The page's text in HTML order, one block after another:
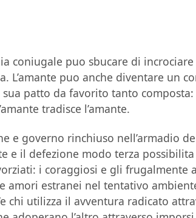
coniugale puo sbucare di
L’amante puo anche diventare un
patto da favorito tanto
tradisce l’amante.
e governo rinchiuso
e il defezione modo terza
i coraggiosi e gli
amori estranei nel tentativo
chi utilizza il avventura radicato